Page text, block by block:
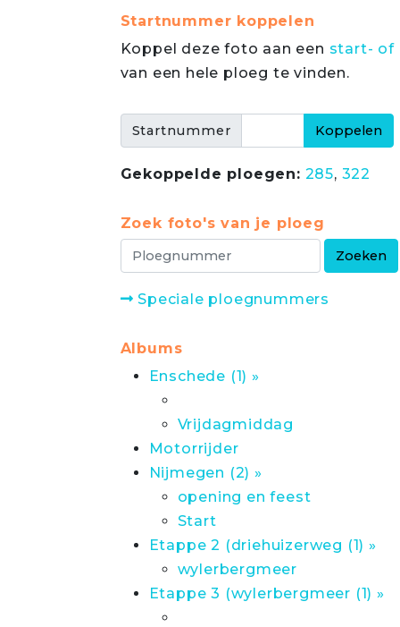
Startnummer koppelen
Koppel deze foto aan een start- of
van een hele ploeg te vinden.
Startnummer
Gekoppelde ploegen: 285, 322
Zoek foto's van je ploeg
Speciale ploegnummers
Albums
Enschede (1) »
Vrijdagmiddag
Motorrijder
Nijmegen (2) »
opening en feest
Start
Etappe 2 (driehuizerweg (1) »
wylerbergmeer
Etappe 3 (wylerbergmeer (1) »